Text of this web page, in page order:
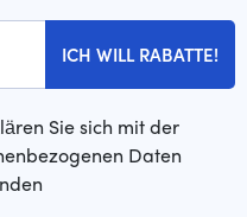
ICH WILL RABATTE!
Sie sich mit der
Daten